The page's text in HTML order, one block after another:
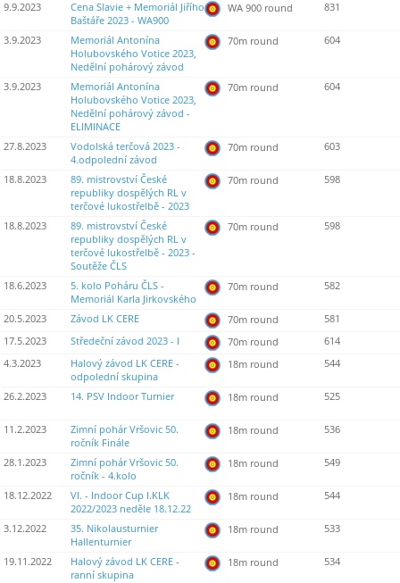
9.9.2023
Cena Slavie + Memoriál Jiřího
Baštáře 2023 - WA900
WA 900 round 831
3.9.2023
Memoriál Antonína
Holubovského Votice 2023,
Nedělní pohárový závod
70m round 604
3.9.2023
Memoriál Antonína
Holubovského Votice 2023,
Nedělní pohárový závod -
ELIMINACE
70m round 604
27.8.2023
Vodolská terčová 2023 -
4.odpolední závod
70m round 603
18.8.2023
89. mistrovství České
republiky dospělých RL v
terčové lukostřelbě - 2023
70m round 598
18.8.2023
89. mistrovství České
republiky dospělých RL v
terčové lukostřelbě - 2023 -
Soutěže ČLS
70m round 598
18.6.2023
5. kolo Poháru ČLS -
Memoriál Karla Jirkovského
70m round 582
20.5.2023 Závod LK CERE 70m round
581
17.5.2023
Středeční závod 2023 - I 70m round
614
4.3.2023
Halový závod LK CERE -
odpolední skupina
18m round 544
26.2.2023 14. PSV Indoor Turnier 18m round 525
11.2.2023
Zimní pohár Vršovic 50.
ročník Finále
18m round 536
28.1.2023
Zimní pohár Vršovic 50.
ročník - 4.kolo
18m round 549
18.12.2022
VI. - Indoor Cup I.KLK
2022/2023 neděle 18.12.22
18m round 544
3.12.2022
35. Nikolausturnier
Hallenturnier
18m round 533
19.11.2022
Halový závod LK CERE -
ranní skupina
18m round 534